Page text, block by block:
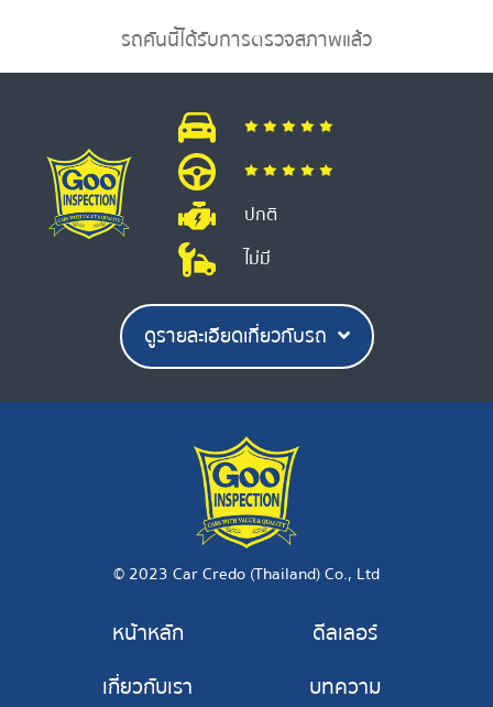
รถคันนี้ได้รับการตรวจสภาพแล้ว
ปกติ
ไม่มี
ดูรายละเอียดเกี่ยวกับรถ
© 2023 Car Credo (Thailand) Co., Ltd
หน้าหลัก
เกี่ยวกับเรา
ดีลเลอร์
บทความ